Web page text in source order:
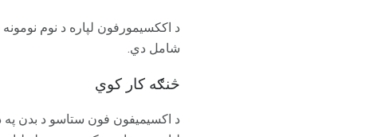
شامل دي.
څنګه کار کوي
د اکسیمیفون فون ستاسو د بدن